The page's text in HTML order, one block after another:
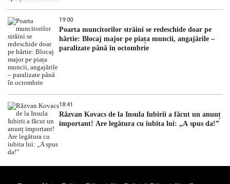
19:00
Poarta muncitorilor străini se redeschide doar pe
hârtie: Blocaj major pe piața muncii, angajările –
paralizate până în octombrie
18:41
Răzvan Kovacs de la Insula Iubirii a făcut un anunț
important! Are legătura cu iubita lui: „A spus da!”